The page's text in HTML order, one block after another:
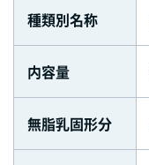
種類別名称
内容量
無脂乳固形分